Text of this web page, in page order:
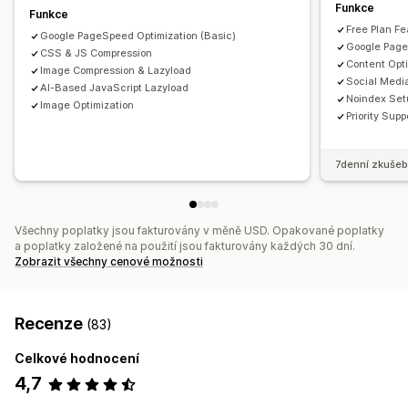
Sledování výkonu
Skóre SEO
Audity Vykazování
Funkce
Google PageSpeed Optimization (Basic)
CSS & JS Compression
Image Compression & Lazyload
AI-Based JavaScript Lazyload
Image Optimization
Funkce
Free Plan
Google
Content
Social
Noindex
Priority
7denní
Všechny poplatky jsou fakturovány v měně USD. Opakované poplatky
a poplatky založené na použití jsou fakturovány každých 30 dní.
Zobrazit všechny cenové možnosti
Recenze (83)
Celkové hodnocení
4,7